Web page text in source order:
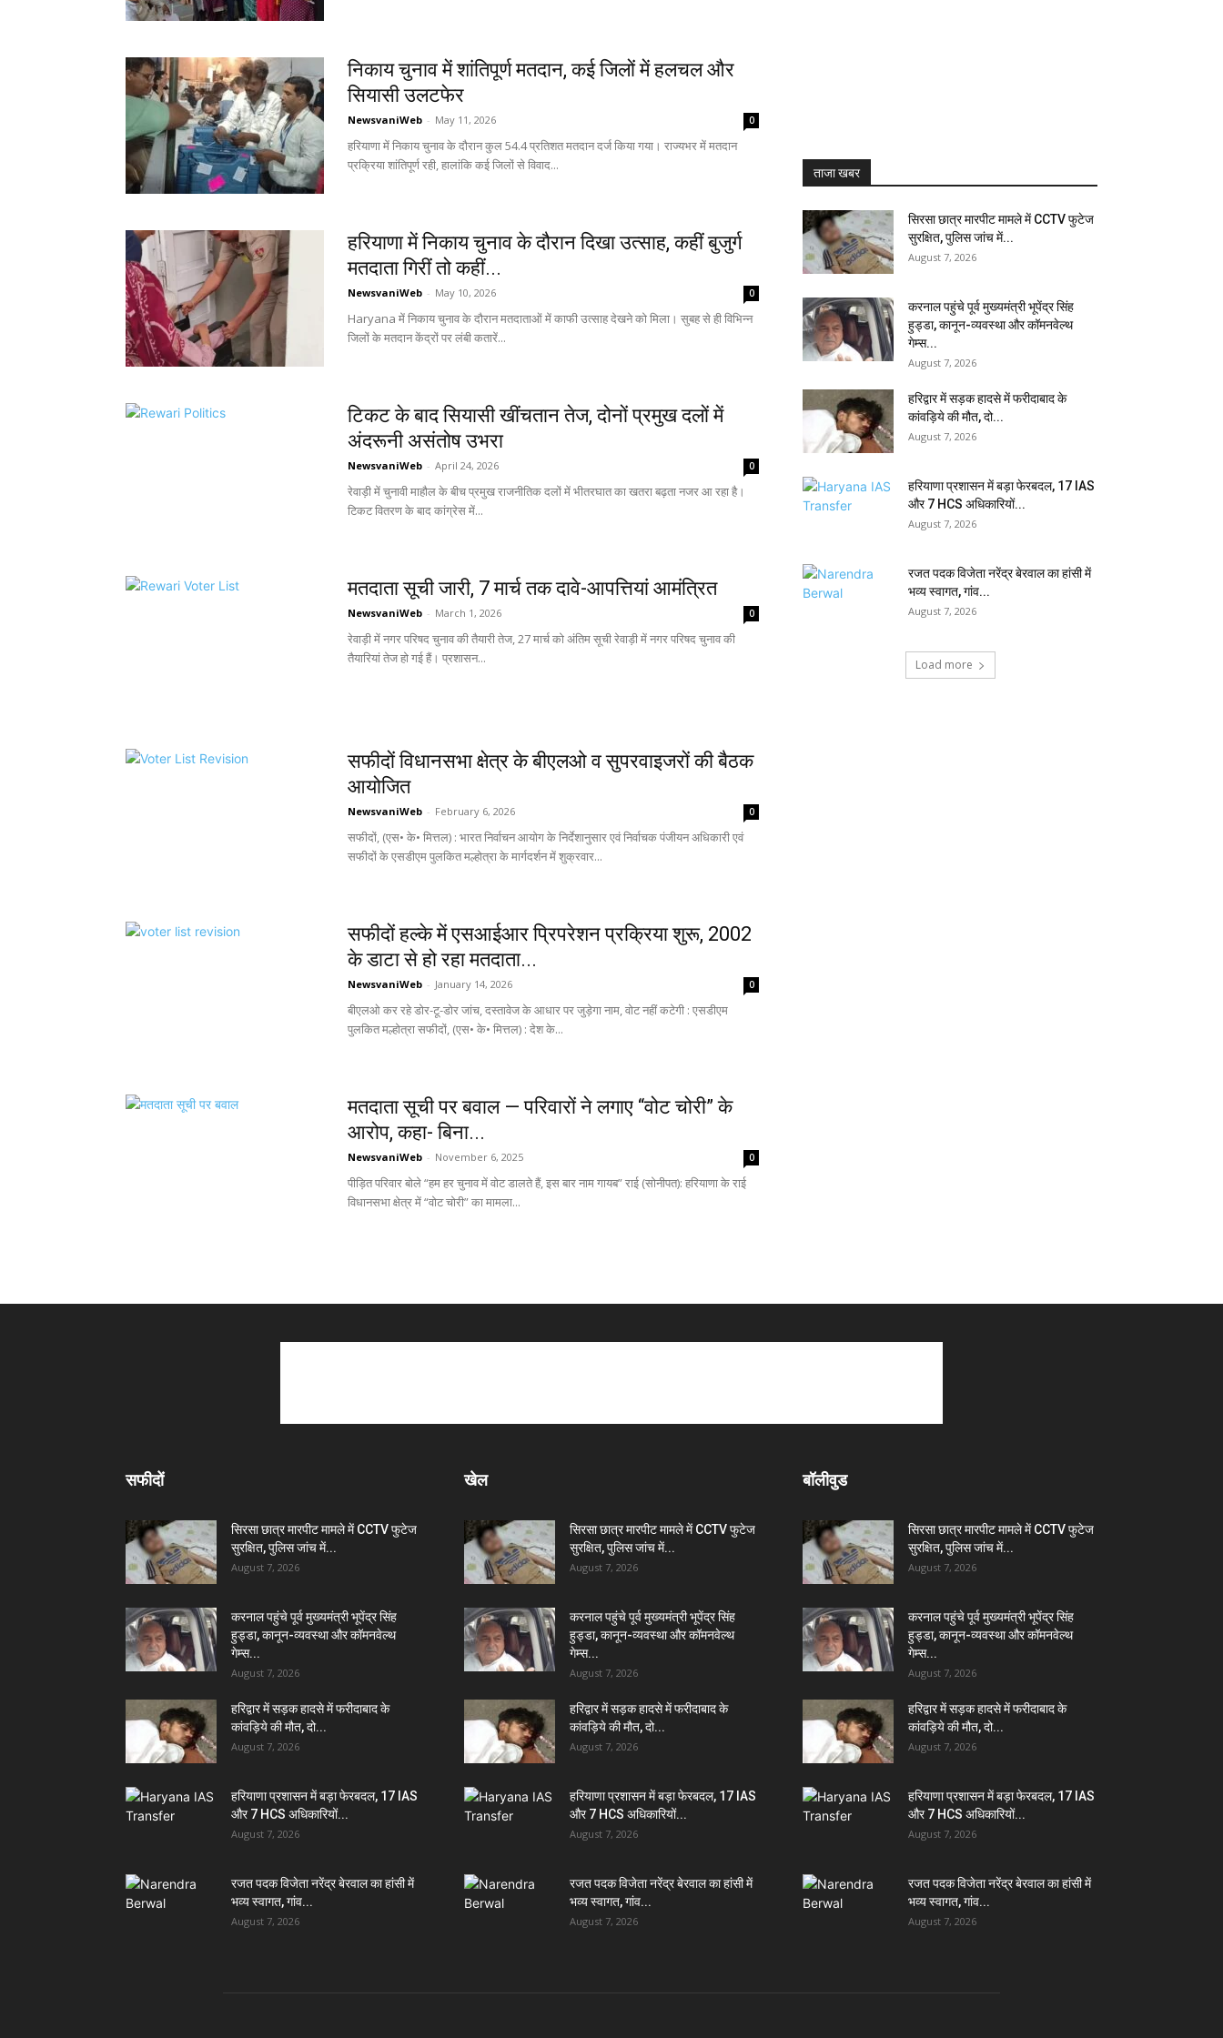
निकाय चुनाव में शांतिपूर्ण मतदान, कई जिलों में हलचल और
सियासी उलटफेर
NewsvaniWeb - May 11, 2026 0
हरियाणा में निकाय चुनाव के दौरान कुल 54.4 प्रतिशत मतदान दर्ज किया गया। राज्यभर में मतदान
प्रक्रिया शांतिपूर्ण रही, हालांकि कई जिलों से विवाद...
हरियाणा में निकाय चुनाव के दौरान दिखा उत्साह, कहीं बुजुर्ग
मतदाता गिरीं तो कहीं...
NewsvaniWeb - May 10, 2026 0
Haryana में निकाय चुनाव के दौरान मतदाताओं में काफी उत्साह देखने को मिला। सुबह से ही विभिन्न
जिलों के मतदान केंद्रों पर लंबी कतारें...
टिकट के बाद सियासी खींचतान तेज, दोनों प्रमुख दलों में
अंदरूनी असंतोष उभरा
NewsvaniWeb - April 24, 2026 0
रेवाड़ी में चुनावी माहौल के बीच प्रमुख राजनीतिक दलों में भीतरघात का खतरा बढ़ता नजर आ रहा है।
टिकट वितरण के बाद कांग्रेस में...
मतदाता सूची जारी, 7 मार्च तक दावे-आपत्तियां आमंत्रित
NewsvaniWeb - March 1, 2026 0
रेवाड़ी में नगर परिषद चुनाव की तैयारी तेज, 27 मार्च को अंतिम सूची रेवाड़ी में नगर परिषद चुनाव की
तैयारियां तेज हो गई हैं। प्रशासन...
सफीदों विधानसभा क्षेत्र के बीएलओ व सुपरवाइजरों की बैठक
आयोजित
NewsvaniWeb - February 6, 2026 0
सफीदों, (एस• के• मित्तल) : भारत निर्वाचन आयोग के निर्देशानुसार एवं निर्वाचक पंजीयन अधिकारी एवं
सफीदों के एसडीएम पुलकित मल्होत्रा के मार्गदर्शन में शुक्रवार...
सफीदों हल्के में एसआईआर प्रिपरेशन प्रक्रिया शुरू, 2002
के डाटा से हो रहा मतदाता...
NewsvaniWeb - January 14, 2026 0
बीएलओ कर रहे डोर-टू-डोर जांच, दस्तावेज के आधार पर जुड़ेगा नाम, वोट नहीं कटेगी : एसडीएम
पुलकित मल्होत्रा सफीदों, (एस• के• मित्तल) : देश के...
मतदाता सूची पर बवाल — परिवारों ने लगाए “वोट चोरी” के
आरोप, कहा- बिना...
NewsvaniWeb - November 6, 2025 0
पीड़ित परिवार बोले “हम हर चुनाव में वोट डालते हैं, इस बार नाम गायब” राई (सोनीपत): हरियाणा के राई
विधानसभा क्षेत्र में “वोट चोरी” का मामला...
ताजा खबर
सिरसा छात्र मारपीट मामले में CCTV फुटेज
सुरक्षित, पुलिस जांच में...
August 7, 2026
करनाल पहुंचे पूर्व मुख्यमंत्री भूपेंद्र सिंह
हुड्डा, कानून-व्यवस्था और कॉमनवेल्थ
गेम्स...
August 7, 2026
हरिद्वार में सड़क हादसे में फरीदाबाद के
कांवड़िये की मौत, दो...
August 7, 2026
हरियाणा प्रशासन में बड़ा फेरबदल, 17 IAS
और 7 HCS अधिकारियों...
August 7, 2026
रजत पदक विजेता नरेंद्र बेरवाल का हांसी में
भव्य स्वागत, गांव...
August 7, 2026
Load more
सफीदों
सिरसा छात्र मारपीट मामले में CCTV फुटेज
सुरक्षित, पुलिस जांच में...
August 7, 2026
करनाल पहुंचे पूर्व मुख्यमंत्री भूपेंद्र सिंह
हुड्डा, कानून-व्यवस्था और कॉमनवेल्थ
गेम्स...
August 7, 2026
हरिद्वार में सड़क हादसे में फरीदाबाद के
कांवड़िये की मौत, दो...
August 7, 2026
हरियाणा प्रशासन में बड़ा फेरबदल, 17 IAS
और 7 HCS अधिकारियों...
August 7, 2026
रजत पदक विजेता नरेंद्र बेरवाल का हांसी में
भव्य स्वागत, गांव...
August 7, 2026
खेल
सिरसा छात्र मारपीट मामले में CCTV फुटेज
सुरक्षित, पुलिस जांच में...
August 7, 2026
करनाल पहुंचे पूर्व मुख्यमंत्री भूपेंद्र सिंह
हुड्डा, कानून-व्यवस्था और कॉमनवेल्थ
गेम्स...
August 7, 2026
हरिद्वार में सड़क हादसे में फरीदाबाद के
कांवड़िये की मौत, दो...
August 7, 2026
हरियाणा प्रशासन में बड़ा फेरबदल, 17 IAS
और 7 HCS अधिकारियों...
August 7, 2026
रजत पदक विजेता नरेंद्र बेरवाल का हांसी में
भव्य स्वागत, गांव...
August 7, 2026
बॉलीवुड
सिरसा छात्र मारपीट मामले में CCTV फुटेज
सुरक्षित, पुलिस जांच में...
August 7, 2026
करनाल पहुंचे पूर्व मुख्यमंत्री भूपेंद्र सिंह
हुड्डा, कानून-व्यवस्था और कॉमनवेल्थ
गेम्स...
August 7, 2026
हरिद्वार में सड़क हादसे में फरीदाबाद के
कांवड़िये की मौत, दो...
August 7, 2026
हरियाणा प्रशासन में बड़ा फेरबदल, 17 IAS
और 7 HCS अधिकारियों...
August 7, 2026
रजत पदक विजेता नरेंद्र बेरवाल का हांसी में
भव्य स्वागत, गांव...
August 7, 2026